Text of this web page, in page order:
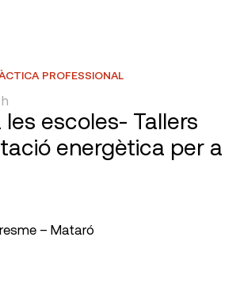
PROFESSIONAL
les escoles- Tallers
energètica per a
– Mataró